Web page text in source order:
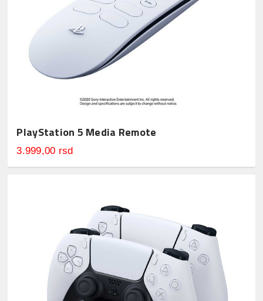
PlayStation 5 Media Remote
3.999,00 rsd